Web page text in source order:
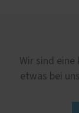
Wir sind eine
etwas bei